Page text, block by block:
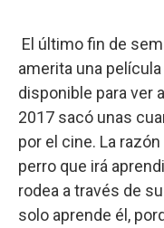
El último fin de
amerita una
disponible para ver
2017 sacó unas
por el cine. La
perro que irá
rodea a través de
solo aprende él,